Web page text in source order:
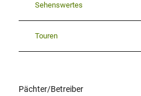
Sehenswertes
Touren
Pächter/Betreiber